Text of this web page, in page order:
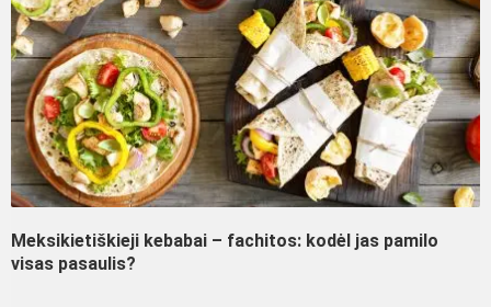
Meksikietiškieji kebabai – fachitos: kodėl jas pamilo
visas pasaulis?